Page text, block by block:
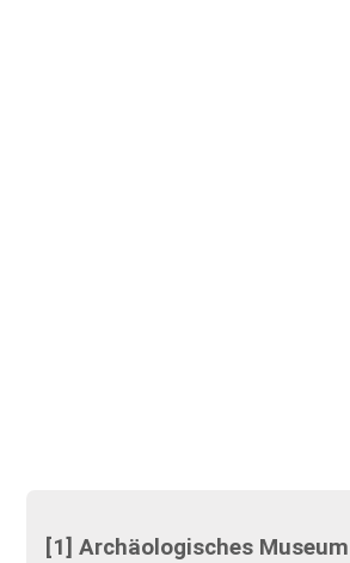
[1] Archäologisches